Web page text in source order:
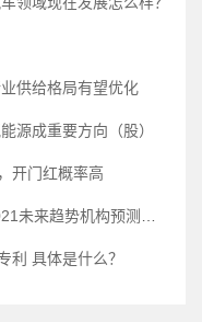
供给格局有望优化
源成重要方向（股）
开门红概率高
来趋势机构预测汇总
利 具体是什么？